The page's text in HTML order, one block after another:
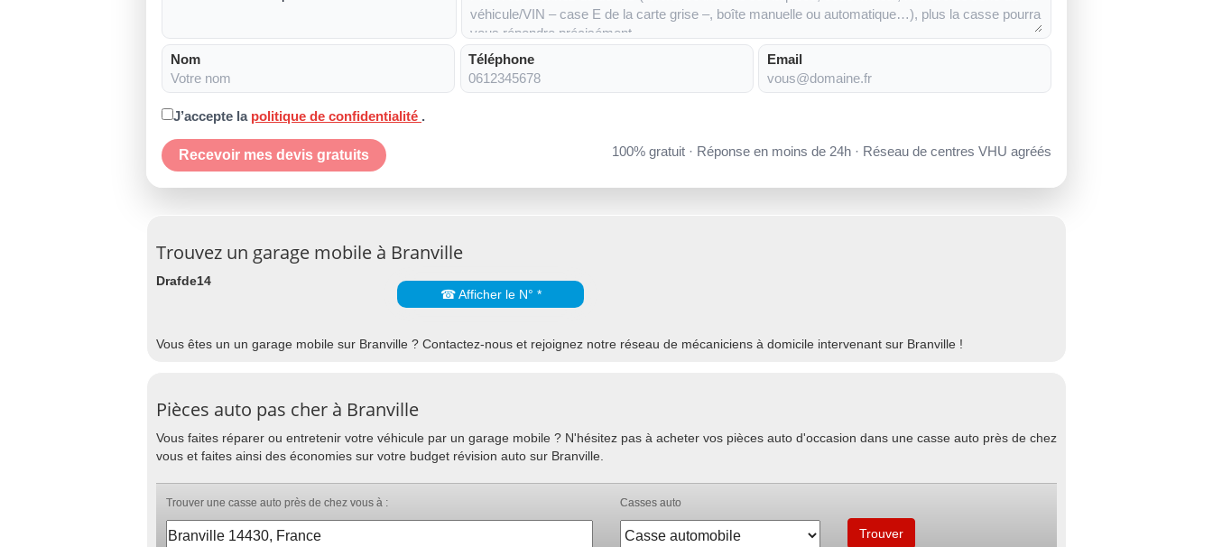
Nom Téléphone Email
J’accepte la politique de confidentialité .
Recevoir mes devis gratuits 100% gratuit · Réponse en moins de 24h · Réseau de centres VHU agréés
Trouvez un garage mobile à Branville
Drafde14
☎ Afficher le N° *
Vous êtes un un garage mobile sur Branville ? Contactez-nous et rejoignez notre réseau de mécaniciens à domicile intervenant sur Branville !
Pièces auto pas cher à Branville
Vous faites réparer ou entretenir votre véhicule par un garage mobile ? N'hésitez pas à acheter vos pièces auto d'occasion dans une casse auto près de chez
vous et faites ainsi des économies sur votre budget révision auto sur Branville.